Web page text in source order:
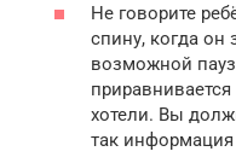
Не говорите
спину, когда
возможной
хотели. Вы
так